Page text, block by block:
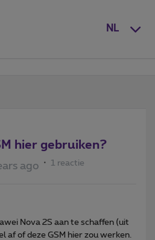
NL
hier gebruiken?
ago 1 reactie
Nova 2S aan te schaffen (uit
af of deze GSM hier zou werken.